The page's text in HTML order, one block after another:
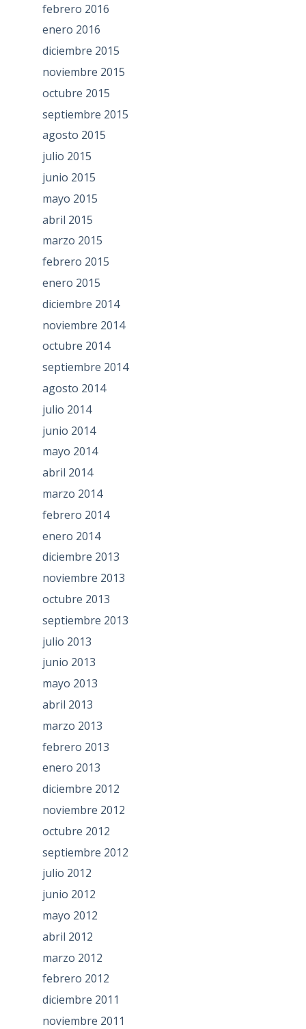
febrero 2016
enero 2016
diciembre 2015
noviembre 2015
octubre 2015
septiembre 2015
agosto 2015
julio 2015
junio 2015
mayo 2015
abril 2015
marzo 2015
febrero 2015
enero 2015
diciembre 2014
noviembre 2014
octubre 2014
septiembre 2014
agosto 2014
julio 2014
junio 2014
mayo 2014
abril 2014
marzo 2014
febrero 2014
enero 2014
diciembre 2013
noviembre 2013
octubre 2013
septiembre 2013
julio 2013
junio 2013
mayo 2013
abril 2013
marzo 2013
febrero 2013
enero 2013
diciembre 2012
noviembre 2012
octubre 2012
septiembre 2012
julio 2012
junio 2012
mayo 2012
abril 2012
marzo 2012
febrero 2012
diciembre 2011
noviembre 2011